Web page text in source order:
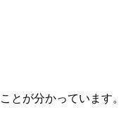
ことが分かっています。